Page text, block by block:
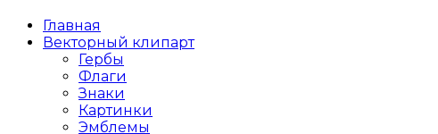
Главная
Векторный клипарт
Гербы
Флаги
Знаки
Картинки
Эмблемы